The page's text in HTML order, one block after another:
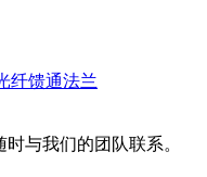
纤馈通法兰
与我们的团队联系。